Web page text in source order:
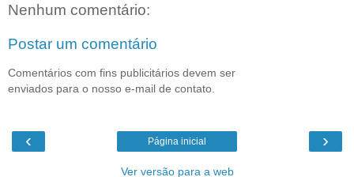
Nenhum comentário:
Postar um comentário
Comentários com fins publicitários devem ser
enviados para o nosso e-mail de contato.
‹ ›
Página inicial
Ver versão para a web